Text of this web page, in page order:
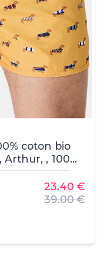
coton bio
, 100%
23.40 €
39.00 €